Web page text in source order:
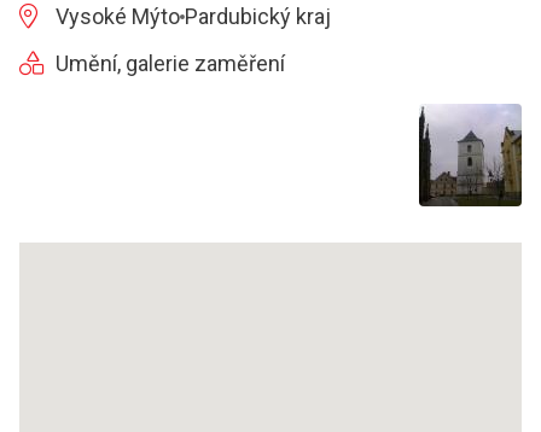
Vysoké Mýto Pardubický kraj
Umění, galerie zaměření